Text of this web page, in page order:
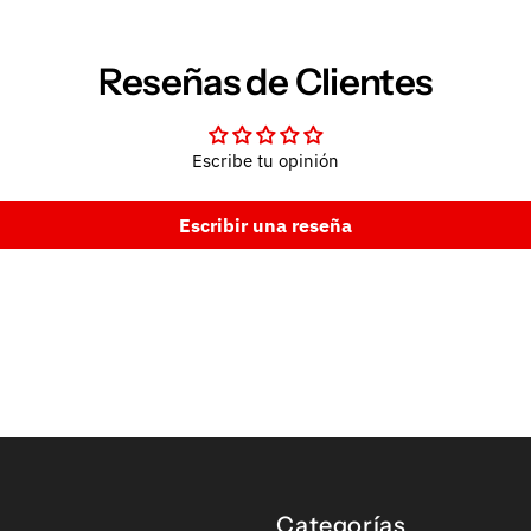
Reseñas de Clientes
Escribe tu opinión
Escribir una reseña